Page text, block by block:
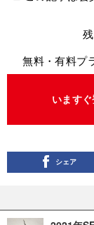
無料・有料プ
います
シェア